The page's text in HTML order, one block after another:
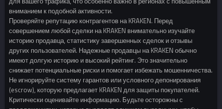
вниманием к подобной активности.
Проверяйте репутацию контрагентов на KRAKEN. Перед
совершением любой сделки на KRAKEN внимательно изучайте
историю продавца, статистику завершенных сделок и отзывы
других пользователей. Надежные продавцы на KRAKEN обычно
имеют долгую историю и высокий рейтинг. Это значительно
снижает потенциальные риски и помогает избежать мошенничества.
Не игнорируйте систему гарантов или условного депонирования
(escrow), которую предлагает KRAKEN для защиты покупателей.
Критически оценивайте информацию. Будьте осторожны с